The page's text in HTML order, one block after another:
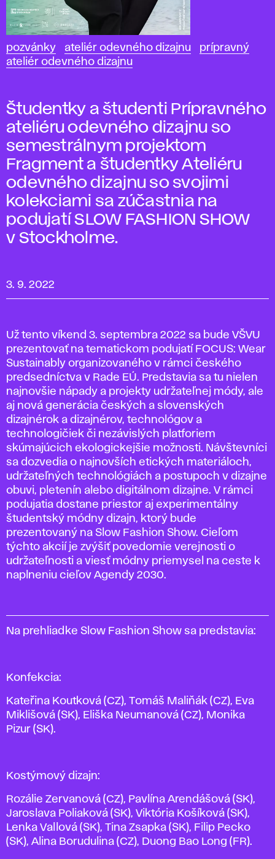
pozvánky ateliér odevného dizajnu
prípravný
ateliér odevného dizajnu
Študentky a študenti Prípravného
ateliéru odevného dizajnu so
semestrálnym projektom
Fragment a študentky Ateliéru
odevného dizajnu so svojimi
kolekciami sa zúčastnia na
podujatí SLOW FASHION SHOW
v Stockholme.
3. 9. 2022
Už tento víkend 3. septembra 2022 sa bude VŠVU
prezentovať na tematickom podujatí FOCUS: Wear
Sustainably organizovaného v rámci českého
predsedníctva v Rade EÚ. Predstavia sa tu nielen
najnovšie nápady a projekty udržateľnej módy, ale
aj nová generácia českých a slovenských
dizajnérok a dizajnérov, technológov a
technologičiek či nezávislých platforiem
skúmajúcich ekologickejšie možnosti. Návštevníci
sa dozvedia o najnovších etických materiáloch,
udržateľných technológiách a postupoch v dizajne
obuvi, pletenín alebo digitálnom dizajne. V rámci
podujatia dostane priestor aj experimentálny
študentský módny dizajn, ktorý bude
prezentovaný na Slow Fashion Show. Cieľom
týchto akcií je zvýšiť povedomie verejnosti o
udržateľnosti a viesť módny priemysel na ceste k
naplneniu cieľov Agendy 2030.
Na prehliadke Slow Fashion Show sa predstavia:
Konfekcia:
Kateřina Koutková (CZ), Tomáš Maliňák (CZ), Eva
Miklišová (SK), Eliška Neumanová (CZ), Monika
Pizur (SK).
Kostýmový dizajn:
Rozálie Zervanová (CZ), Pavlína Arendášová (SK),
Jaroslava Poliaková (SK), Viktória Košíková (SK),
Lenka Vallová (SK), Tina Zsapka (SK), Filip Pecko
(SK), Alina Borudulina (CZ), Duong Bao Long (FR).